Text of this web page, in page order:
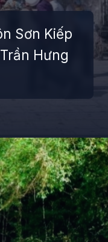
Sơn Kiếp
Hưng
https://giaydabonghana.com/nhung-di-tich-lich-su-noi-tieng-o-viet-nam